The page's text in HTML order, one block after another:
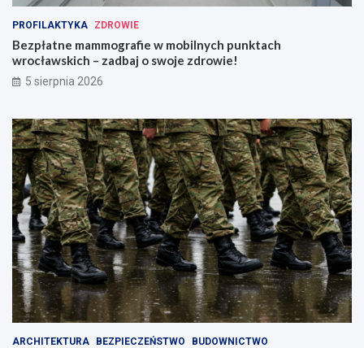
PROFILAKTYKA ZDROWIE
Bezpłatne mammografie w mobilnych punktach
wrocławskich – zadbaj o swoje zdrowie!
5 sierpnia 2026
ARCHITEKTURA BEZPIECZEŃSTWO BUDOWNICTWO